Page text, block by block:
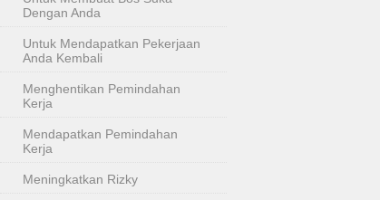
Dengan Anda
Untuk Mendapatkan Pekerjaan
Anda Kembali
Menghentikan Pemindahan
Kerja
Mendapatkan Pemindahan
Kerja
Meningkatkan Rizky